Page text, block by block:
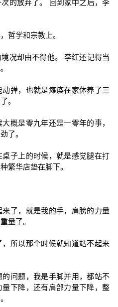
的放弃了。 回到家中之后，李
哲学和宗教上。
况却由不得他。 李红还记得当
弹，也就是瘫痪在家休养了三
。
概是零九年还是一零年的事，
了。
子上的时候，就是感觉腿在打
繁华店垫在脚下。
了，就是我的手，肩膀的力量
量了。
所以那个时候就知道站不起来
问题，我是手脚并用，都站不
下降，还有肩部力量下降，整